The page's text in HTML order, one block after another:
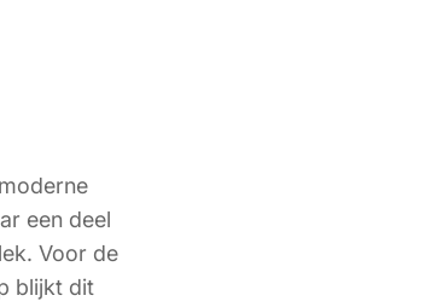
een deel
Voor de
blijkt dit